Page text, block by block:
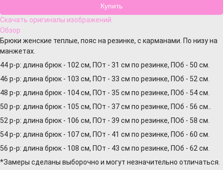
Скачать оригиналы изображений
Обзор
Брюки женские теплые, пояс на резинке, с карманами. По низу на
манжетах.
44 р-р: длина брюк - 102 см, ПОт - 31 см по резинке, ПОб - 50 см.
46 р-р: длина брюк - 103 см, ПОт - 33 см по резинке, ПОб - 52 см.
48 р-р: длина брюк - 104 см, ПОт - 35 см по резинке, ПОб - 54 см.
50 р-р: длина брюк - 105 см, ПОт - 37 см по резинке, ПОб - 56 см..
52 р-р: длина брюк - 106 см, ПОт - 39 см по резинке, ПОб - 58 см.
54 р-р: длина брюк - 107 см, ПОт - 41 см по резинке, ПОб - 60 см.
56 р-р: длина брюк - 108 см, ПОт - 43 см по резинке, ПОб - 62 см.
*Замеры сделаны выборочно и могут незначительно отличаться.